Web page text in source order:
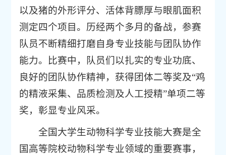
以及猪的外形评分、活体背膘厚与眼肌面积
测定四个项目。历经两个多月的备战，参赛
队员不断精细打磨自身专业技能与团队协作
能力。比赛中，队员们以扎实的专业功底、
良好的团队协作精神，获得团体二等奖及“鸡
的精液采集、品质检测及人工授精”单项二等
奖，彰显专业风采。
全国大学生动物科学专业技能大赛是全
国高等院校动物科学专业领域的重要赛事，